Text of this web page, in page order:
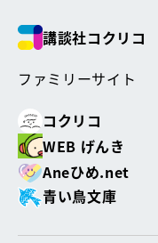
講談社コクリコ
ファミリーサイト
コクリコ
WEB げんき
Aneひめ.net
青い鳥文庫